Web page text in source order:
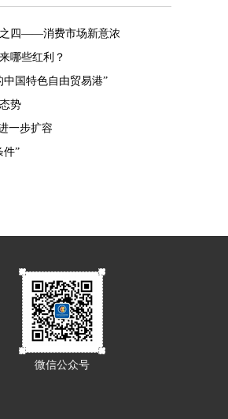
四——消费市场新意浓
哪些红利？
国特色自由贸易港”
势
一步扩容
件”
微信公众号